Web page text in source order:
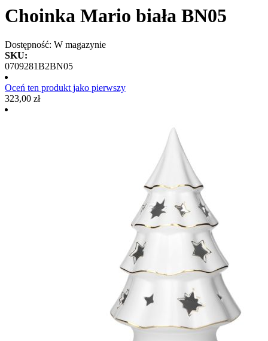
Choinka Mario biała BN05
Dostępność: W magazynie
SKU:
0709281B2BN05
Oceń ten produkt jako pierwszy
323,00 zł